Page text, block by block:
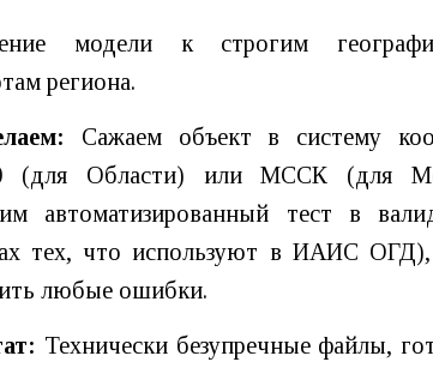
модели к строгим
региона.
Сажаем объект в систему
(для Области) или МССК (для
автоматизированный тест в
тех, что используют в ИАИС
любые ошибки.
Технически безупречные файлы,